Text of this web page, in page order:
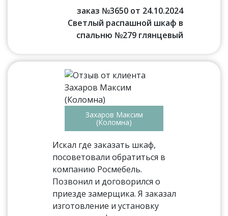
заказ №3650 от 24.10.2024
Светлый распашной шкаф в
спальню №279 глянцевый
Захаров Максим
(Коломна)
Искал где заказать шкаф,
посоветовали обратиться в
компанию Росмебель.
Позвонил и договорился о
приезде замерщика. Я заказал
изготовление и установку